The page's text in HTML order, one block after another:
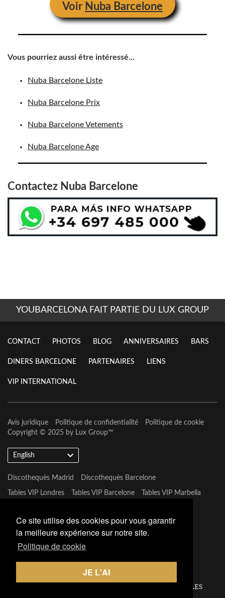
Ce site utilise des cookies pour vous garantir
la meilleure expérience sur notre site.
Politique de cookie
JE L'AI
Voir Nuba Barcelone
Vous pourriez aussi être intéressé...
Nuba Barcelone Liste
Nuba Barcelone Prix
Nuba Barcelone Vetements
Nuba Barcelone Age
Contactez Nuba Barcelone
YOUBARCELONA FAIT PARTIE DU LUX GROUP
CONTACT PHOTOS BLOG ANNIVERSAIRES BARS
DINERS BARCELONE PARTENAIRES LIENS
VIP INTERNATIONAL
Avis juridique Politique de confidentialité
Politique de cookie
Copyright © 2025 by Lux Group™
English
Discothequès Madrid Discothequès Barcelone
Tables VIP Londres Tables VIP Barcelone Tables VIP Marbella